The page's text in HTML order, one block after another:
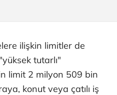
ilişkin limitler de
tutarlı"
limit 2 milyon 509 bin
konut veya çatılı iş